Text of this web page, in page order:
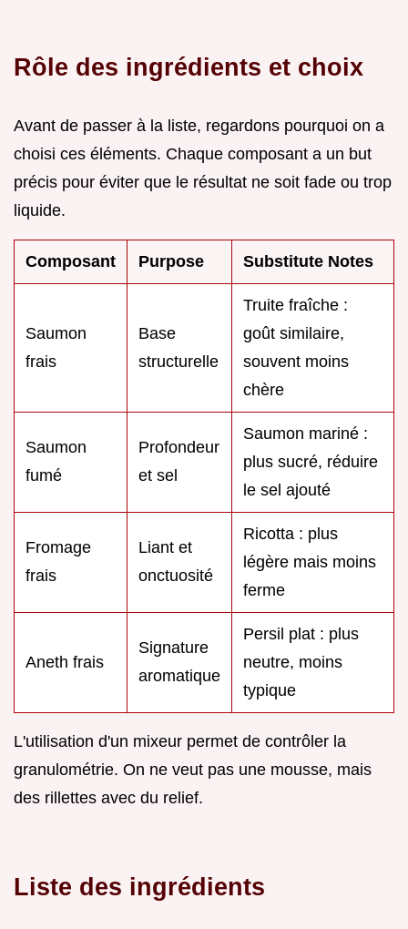
Rôle des ingrédients et choix
Avant de passer à la liste, regardons pourquoi on a
choisi ces éléments. Chaque composant a un but
précis pour éviter que le résultat ne soit fade ou trop
liquide.
Composant Purpose Substitute Notes
Saumon
frais
Base
structurelle
Truite fraîche :
goût similaire,
souvent moins
chère
Saumon
fumé
Profondeur
et sel
Saumon mariné :
plus sucré, réduire
le sel ajouté
Fromage
frais
Liant et
onctuosité
Ricotta : plus
légère mais moins
ferme
Aneth frais
Signature
aromatique
Persil plat : plus
neutre, moins
typique
L'utilisation d'un mixeur permet de contrôler la
granulométrie. On ne veut pas une mousse, mais
des rillettes avec du relief.
Liste des ingrédients